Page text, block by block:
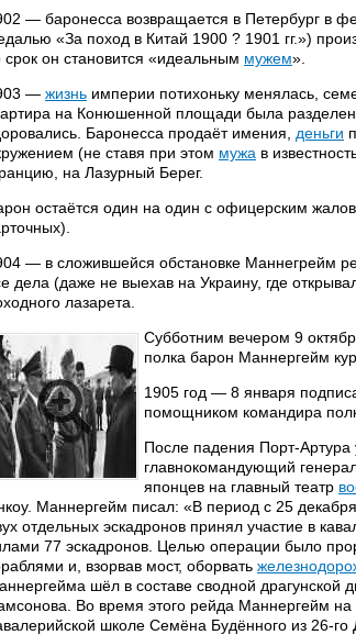
— баронесса возвращается в Петербург в
«За поход в Китай 1900 ? 1901 гг.»)
срок он становится «идеальным мужем».
— жизнь империи потихоньку менялась,
на Конюшенной площади была
Баронесса продаёт имения, деньги
(не ставя при этом мужа в
на Лазурный Берег.
остаётся один на один с офицерским
— в сложившейся обстановке Маннегрейм
дела (даже не выехав на Украину, где
лазарета.
Субботним вечером 9
полка барон Маннергейм
1905 год — 8 января
помощником командира
После падения Порт-
главнокомандующий
японцев на главный театр
Маннергейм писал: «В период с 25
отдельных эскадронов принял участие в
77 эскадронов. Целью операции было
и, взорвав мост, оборвать
шёл в составе сводной драгунской
Во время этого рейда Маннергейм на
школе Семёна Будённого из 26-